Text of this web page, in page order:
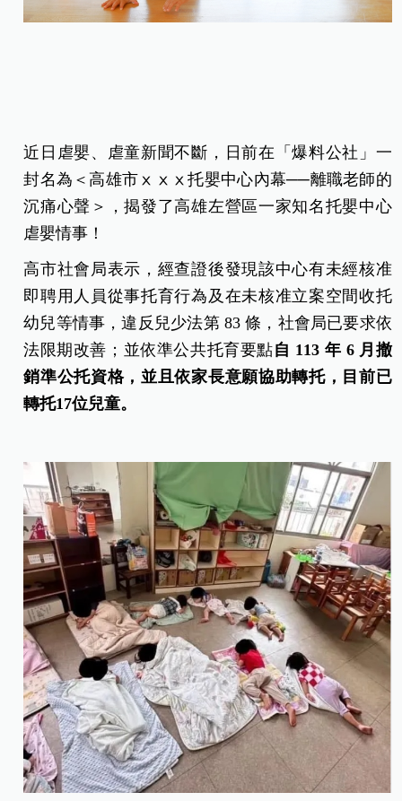
近日虐嬰、虐童新聞不斷，日前在「爆料公社」一
封名為＜高雄市ⅹⅹⅹ托嬰中心內幕──離職老師的
沉痛心聲＞，揭發了高雄左營區一家知名托嬰中心
虐嬰情事！
高市社會局表示，經查證後發現該中心有未經核准
即聘用人員從事托育行為及在未核准立案空間收托
幼兒等情事，違反兒少法第 83 條，社會局已要求依
法限期改善；並依準公共托育要點自 113 年 6 月撤
銷準公托資格，並且依家長意願協助轉托，目前已
轉托17位兒童。